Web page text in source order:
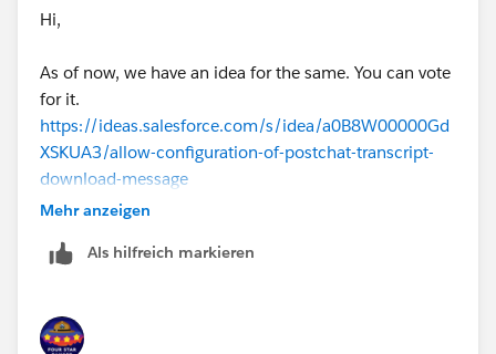
Hi,
As of now, we have an idea for the same. You can vote
for it.
https://ideas.salesforce.com/s/idea/a0B8W00000Gd
XSKUA3/allow-configuration-of-postchat-transcript-
download-message
may help.
id=sf.embedded_chat_custom_labels.htm&type=5
Mehr anzeigen
Als hilfreich markieren